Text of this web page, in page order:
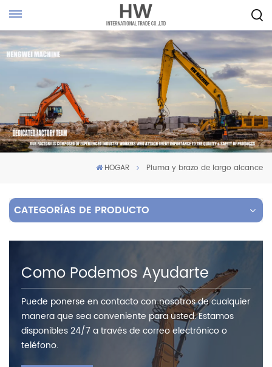
HOGAR Pluma y brazo de largo alcance
CATEGORÍAS DE PRODUCTO
Como Podemos Ayudarte
Puede ponerse en contacto con nosotros de cualquier
manera que sea conveniente para usted. Estamos
disponibles 24/7 a través de correo electrónico o
teléfono.